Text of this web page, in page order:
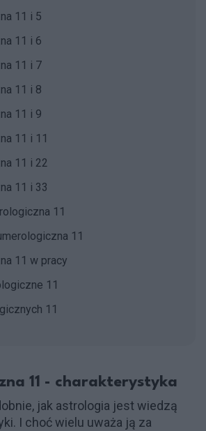
11 i 5
11 i 6
11 i 7
11 i 8
11 i 9
11 i 11
11 i 22
11 i 33
11
11
11 w pracy
11
11
11 - charakterystyka
jak astrologia jest wiedzą
I choć wielu uważa ją za